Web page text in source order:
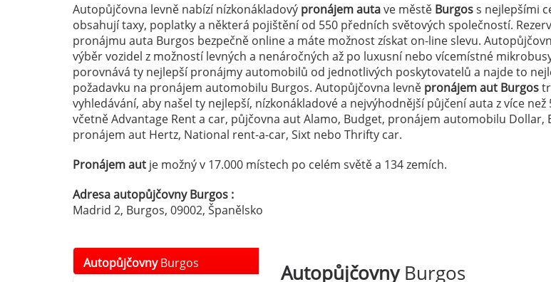
Autopůjčovna levně nabízí nízkonákladový pronájem autave městě Burgoss nejlepšími
obsahují taxy, poplatky a některá pojištění od 550 předních světových společností.
pronájmu auta Burgos bezpečně online a máte možnost získat on-line slevu.
výběr vozidel z možností levných a nenáročných až po luxusní nebo vícemístné
porovnává ty nejlepší pronájmy automobilů od jednotlivých poskytovatelů a najde to
požadavku na pronájem automobilu Burgos. Autopůjčovna levně pronájem aut Burgos
vyhledávání, aby našel ty nejlepší, nízkonákladové a nejvýhodnější půjčení auta z více
včetně Advantage Rent a car, půjčovna aut Alamo, Budget, pronájem automobilu Dollar,
pronájem aut Hertz, National rent-a-car, Sixt nebo Thrifty car.
Pronájem aut je možný v 17.000 místech po celém světě a 134 zemích.
Adresa autopůjčovny Burgos :
Madrid 2, Burgos, 09002, Španělsko
AutopůjčovnyBurgos
AutopůjčovnyBurgos